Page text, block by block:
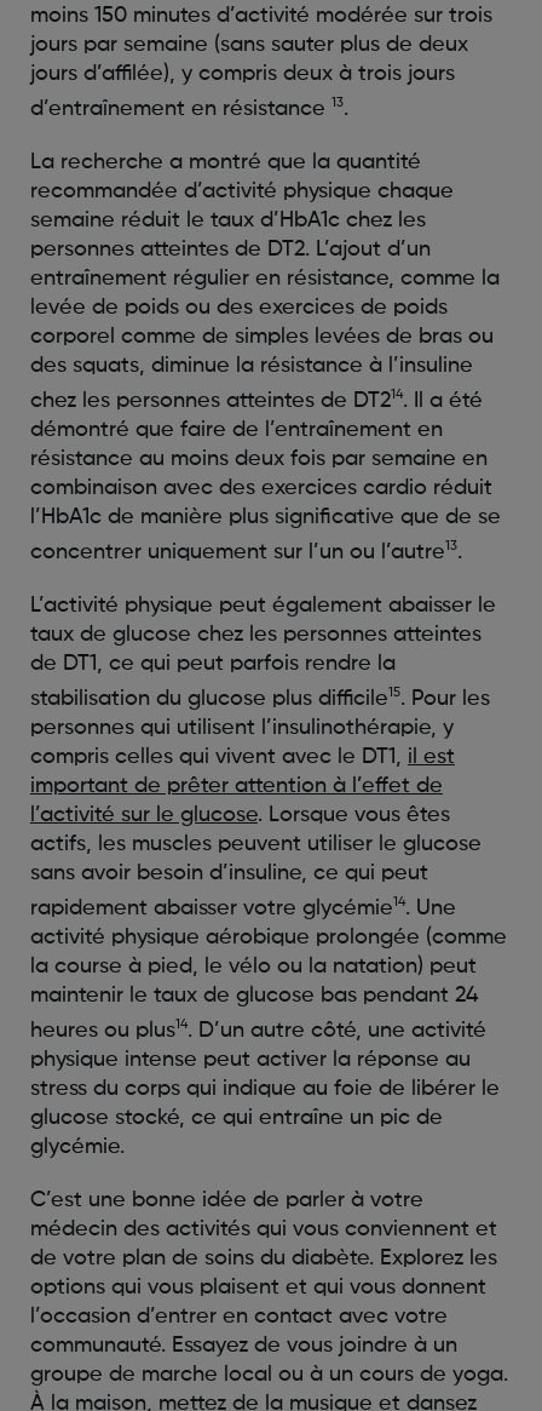
moins 150 minutes d’activité modérée sur trois
jours par semaine (sans sauter plus de deux
jours d’affilée), y compris deux à trois jours
d’entraînement en résistance 13.
La recherche a montré que la quantité
recommandée d’activité physique chaque
semaine réduit le taux d’HbA1c chez les
personnes atteintes de DT2. L’ajout d’un
entraînement régulier en résistance, comme la
levée de poids ou des exercices de poids
corporel comme de simples levées de bras ou
des squats, diminue la résistance à l’insuline
chez les personnes atteintes de DT214. Il a été
démontré que faire de l’entraînement en
résistance au moins deux fois par semaine en
combinaison avec des exercices cardio réduit
l’HbA1c de manière plus significative que de se
concentrer uniquement sur l’un ou l’autre13.
L’activité physique peut également abaisser le
taux de glucose chez les personnes atteintes
de DT1, ce qui peut parfois rendre la
stabilisation du glucose plus difficile15. Pour les
personnes qui utilisent l’insulinothérapie, y
compris celles qui vivent avec le DT1, il est
important de prêter attention à l’effet de
l’activité sur le glucose. Lorsque vous êtes
actifs, les muscles peuvent utiliser le glucose
sans avoir besoin d’insuline, ce qui peut
rapidement abaisser votre glycémie14. Une
activité physique aérobique prolongée (comme
la course à pied, le vélo ou la natation) peut
maintenir le taux de glucose bas pendant 24
heures ou plus14. D’un autre côté, une activité
physique intense peut activer la réponse au
stress du corps qui indique au foie de libérer le
glucose stocké, ce qui entraîne un pic de
glycémie.
C’est une bonne idée de parler à votre
médecin des activités qui vous conviennent et
de votre plan de soins du diabète. Explorez les
options qui vous plaisent et qui vous donnent
l’occasion d’entrer en contact avec votre
communauté. Essayez de vous joindre à un
groupe de marche local ou à un cours de yoga.
À la maison, mettez de la musique et dansez